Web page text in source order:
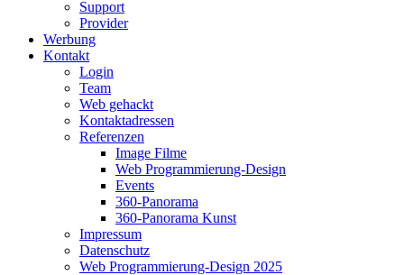
Support
Provider
Werbung
Kontakt
Login
Team
Web gehackt
Kontaktadressen
Referenzen
Image Filme
Web Programmierung-Design
Events
360-Panorama
360-Panorama Kunst
Impressum
Datenschutz
Web Programmierung-Design 2025